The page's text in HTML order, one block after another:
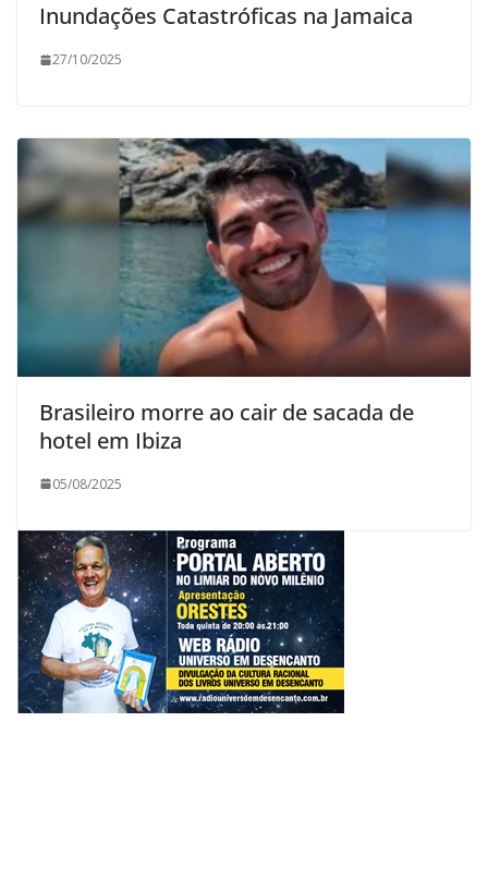
Inundações Catastróficas na Jamaica
27/10/2025
Brasileiro morre ao cair de sacada de
hotel em Ibiza
05/08/2025